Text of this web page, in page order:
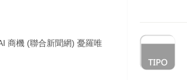
商機 (聯合新聞網) 憂羅唯